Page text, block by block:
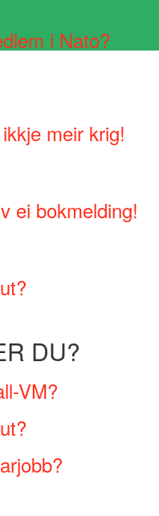
i Nato?
meir krig!
ei bokmelding!
DU?
VM?